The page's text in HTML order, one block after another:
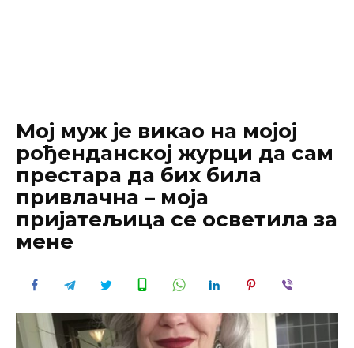
Мој муж је викао на мојој
рођенданској журци да сам
престара да бих била
привлачна – моја
пријатељица се осветила за
мене